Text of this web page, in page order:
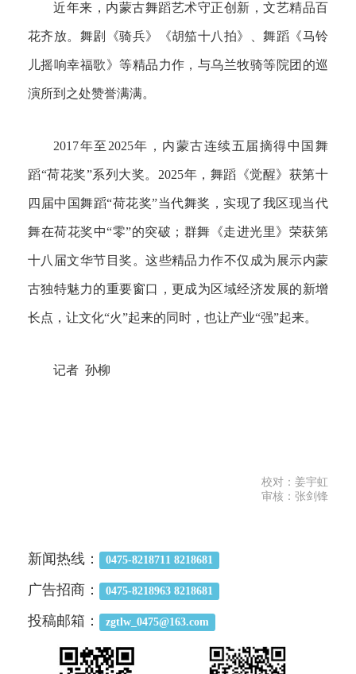
近年来，内蒙古舞蹈艺术守正创新，文艺精品百
花齐放。舞剧《骑兵》《胡笳十八拍》、舞蹈《马铃
儿摇响幸福歌》等精品力作，与乌兰牧骑等院团的巡
演所到之处赞誉满满。
2017年至2025年，内蒙古连续五届摘得中国舞
蹈“荷花奖”系列大奖。2025年，舞蹈《觉醒》获第十
四届中国舞蹈“荷花奖”当代舞奖，实现了我区现当代
舞在荷花奖中“零”的突破；群舞《走进光里》荣获第
十八届文华节目奖。这些精品力作不仅成为展示内蒙
古独特魅力的重要窗口，更成为区域经济发展的新增
长点，让文化“火”起来的同时，也让产业“强”起来。
记者 孙柳
校对：姜宇虹
审核：张剑锋
新闻热线： 0475-8218711 8218681
广告招商： 0475-8218963 8218681
投稿邮箱： zgtlw_0475@163.com